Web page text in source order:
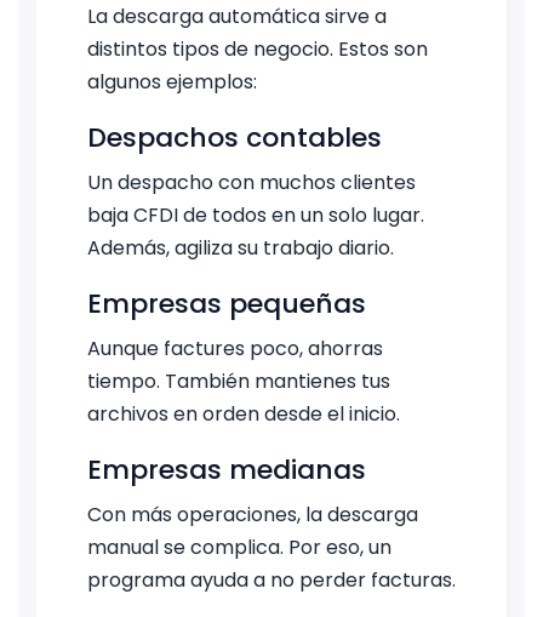
La descarga automática sirve a
distintos tipos de negocio. Estos son
algunos ejemplos:
Despachos contables
Un despacho con muchos clientes
baja CFDI de todos en un solo lugar.
Además, agiliza su trabajo diario.
Empresas pequeñas
Aunque factures poco, ahorras
tiempo. También mantienes tus
archivos en orden desde el inicio.
Empresas medianas
Con más operaciones, la descarga
manual se complica. Por eso, un
programa ayuda a no perder facturas.